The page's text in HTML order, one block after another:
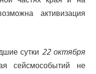
активизация
сутки 22 октября
сейсмособытий не